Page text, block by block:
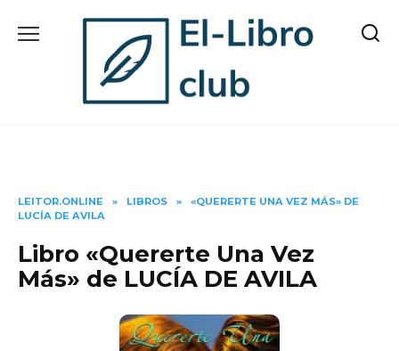
LEITOR.ONLINE » LIBROS »
«QUERERTE UNA VEZ MÁS» DE
LUCÍA DE AVILA
Libro «Quererte Una Vez
Más» de LUCÍA DE AVILA